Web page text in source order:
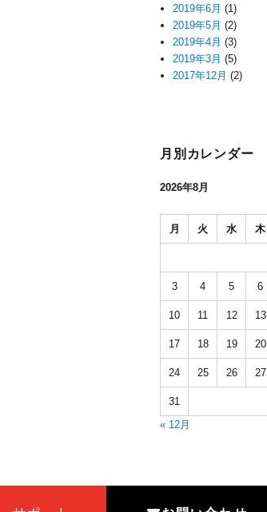
2019年6月 (1)
2019年5月 (2)
2019年4月 (3)
2019年3月 (5)
2017年12月 (2)
月別カレンダー
2026年8月
月 火 水 木
3 4 5 6
10 11 12 13
17 18 19 20
24 25 26 27
31
« 12月